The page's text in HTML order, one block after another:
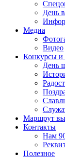
День
Медиа
Видео
Конкурсы и
День
Маршрут
Контакты
Нам
Полезное